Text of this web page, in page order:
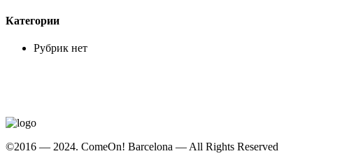
Категории
Рубрик нет
©2016 — 2024. ComeOn! Barcelona — All Rights Reserved